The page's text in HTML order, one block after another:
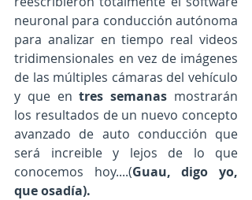
neuronal para conducción autónoma
para analizar en tiempo real videos
tridimensionales en vez de imágenes
de las múltiples cámaras del vehículo
y que en tres semanas mostrarán
los resultados de un nuevo concepto
avanzado de auto conducción que
será increible y lejos de lo que
conocemos hoy....(Guau, digo yo,
que osadía).